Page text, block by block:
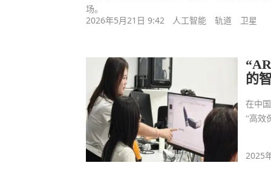
场。
2026年5月21日 9:42 人工智能 轨道 卫星
的
在中
“高效
2025